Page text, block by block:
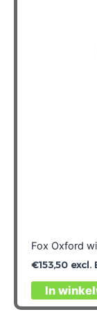
Fox Oxford
€153,50excl.
In